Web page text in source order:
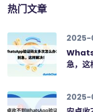
热门文章
急，这
2025-